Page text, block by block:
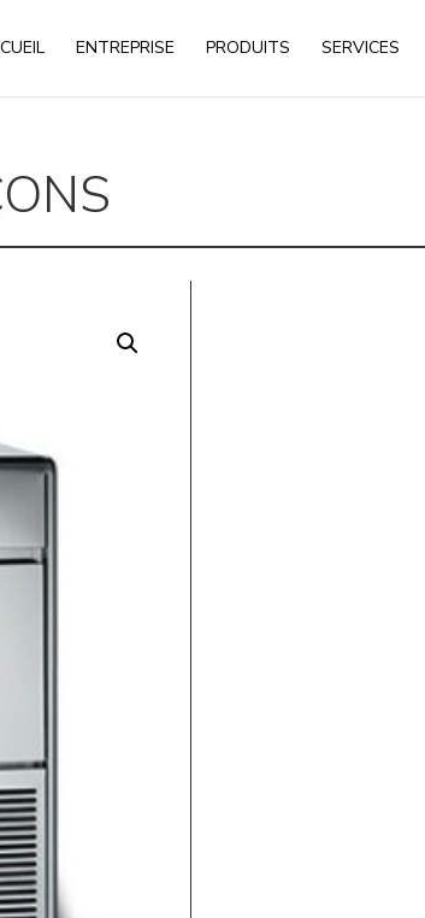
ENTREPRISE PRODUITS SERVICES